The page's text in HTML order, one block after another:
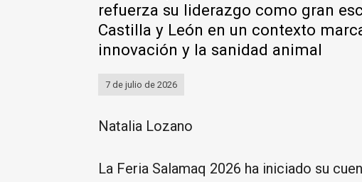
refuerza su liderazgo como gran
Castilla y León en un contexto
innovación y la sanidad animal
7 de julio de 2026
Natalia Lozano
La Feria Salamaq 2026 ha iniciado su